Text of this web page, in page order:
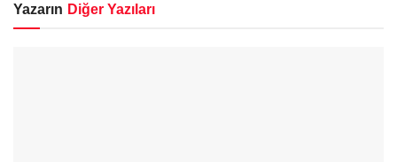
Yazarın Diğer Yazıları